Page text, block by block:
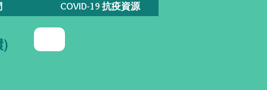
COVID-19 抗疫資源
)